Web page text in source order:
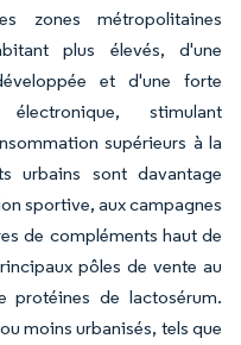
zones métropolitaines
plus élevés, d'une
et d'une forte
stimulant
supérieurs à la
urbains sont davantage
sportive, aux campagnes
de compléments haut de
pôles de vente au
de lactosérum.
moins urbanisés, tels que